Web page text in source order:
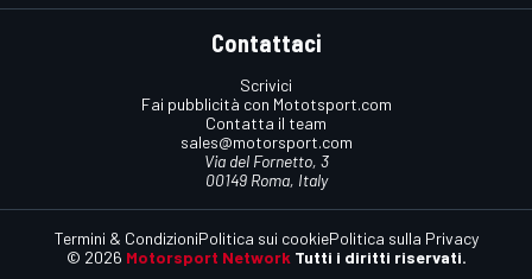
Contattaci
Scrivici
Fai pubblicità con Mototsport.com
Contatta il team
sales@motorsport.com
Via del Fornetto, 3
00149 Roma, Italy
© 2026 Motorsport Network Tutti i diritti riservati.
Termini & CondizioniPolitica sui cookiePolitica sulla Privacy